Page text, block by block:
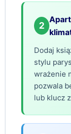
2
Dodaj
stylu
wrażenie
pozwala
lub klucz